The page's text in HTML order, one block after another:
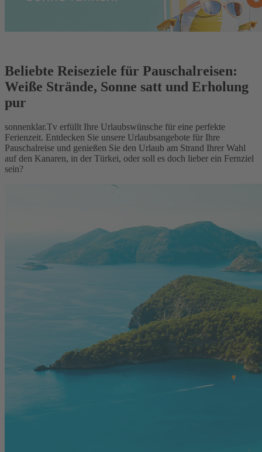
Beliebte Reiseziele für Pauschalreisen:
Weiße Strände, Sonne satt und Erholung
pur
sonnenklar.Tv erfüllt Ihre Urlaubswünsche für eine perfekte
Ferienzeit. Entdecken Sie unsere Urlaubsangebote für Ihre
Pauschalreise und genießen Sie den Urlaub am Strand Ihrer Wahl
auf den Kanaren, in der Türkei, oder soll es doch lieber ein Fernziel
sein?